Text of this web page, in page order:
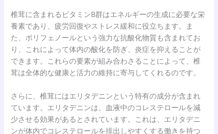
椎茸に含まれるビタミンB群はエネルギーの生成に必要な栄
養素であり、疲労回復やストレス緩和に役立ちます。ま
た、ポリフェノールという強力な抗酸化物質も含まれてお
り、これによって体内の酸化を防ぎ、炎症を抑えることが
できます。これらの要素が組み合わさることによって、椎
茸は全体的な健康と活力の維持に寄与してくれるのです。
さらに、椎茸にはエリタデニンという特有の成分が含まれ
ています。エリタデニンは、血液中のコレステロールを減
少させる効果があるとされています。これは、エリタデニ
ンが体内でコレステロールを排出しやすくする働きを持つ